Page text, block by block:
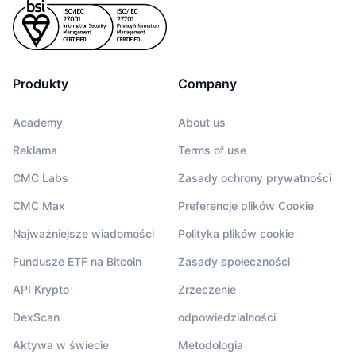
Produkty
Academy
Reklama
CMC Labs
CMC Max
Najważniejsze wiadomości
Fundusze ETF na Bitcoin
API Krypto
DexScan
Aktywa w świecie
Company
About us
Terms of use
Zasady ochrony prywatności
Preferencje plików Cookie
Polityka plików cookie
Zasady społeczności
Zrzeczenie
odpowiedzialności
Metodologia